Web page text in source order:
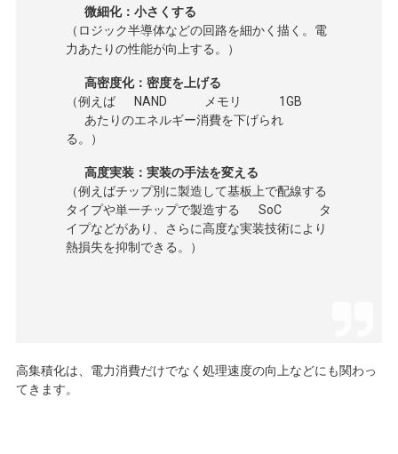
微細化：小さくする
（ロジック半導体などの回路を細かく描く。電
力あたりの性能が向上する。）
高密度化：密度を上げる
（例えば
NAND メモリ
1GB
あたりのエネルギー消費を下げられ
る。）
高度実装：実装の手法を変える
（例えばチップ別に製造して基板上で配線する
タイプや単一チップで製造する
SoC
タ
イプなどがあり、さらに高度な実装技術により
熱損失を抑制できる。）
高集積化は、電力消費だけでなく処理速度の向上などにも関わっ
てきます。